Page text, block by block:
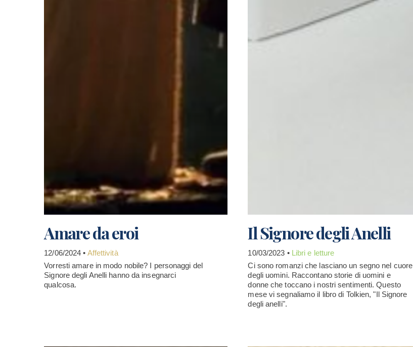
Amare da eroi
12/06/2024 • Affettività
Vorresti amare in modo nobile? I personaggi del
Signore degli Anelli hanno da insegnarci
qualcosa.
Il Signore degli Anelli
10/03/2023 • Libri e letture
Ci sono romanzi che lasciano un segno nel cuore
degli uomini. Raccontano storie di uomini e
donne che toccano i nostri sentimenti. Questo
mese vi segnaliamo il libro di Tolkien, "Il Signore
degli anelli".